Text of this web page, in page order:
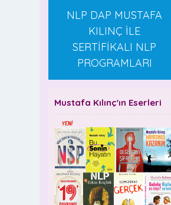
NLP DAP MUSTAFA
KILINÇ İLE
SERTİFİKALI NLP
PROGRAMLARI
Mustafa Kılınç'ın Eserleri